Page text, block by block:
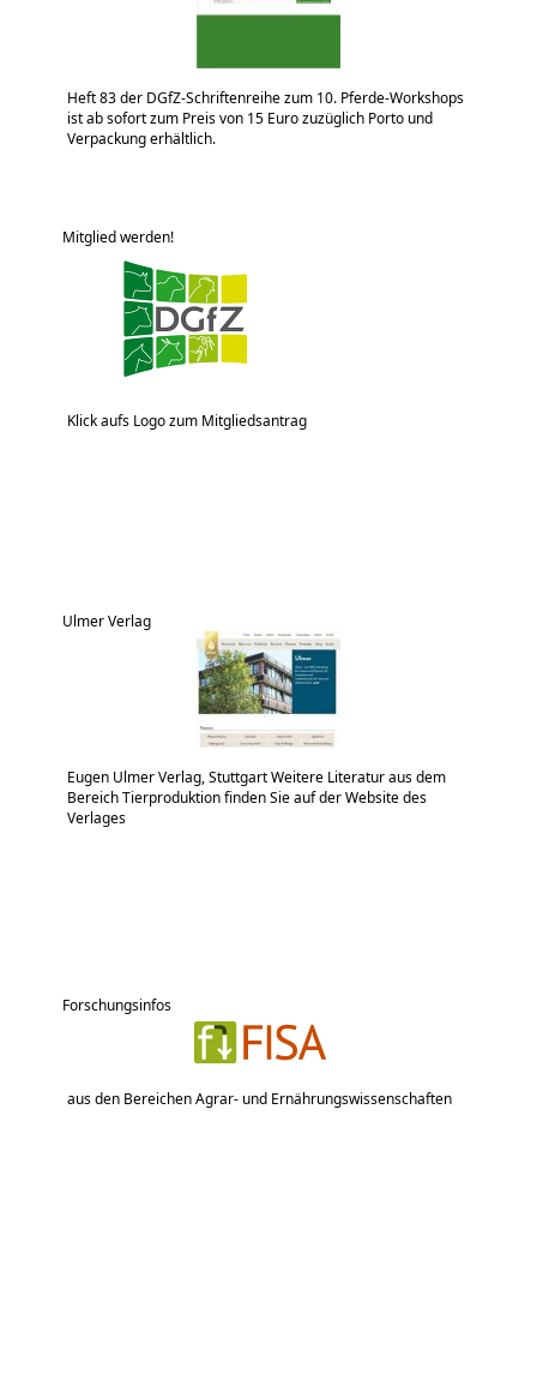
Heft 83 der DGfZ-Schriftenreihe zum 10. Pferde-Workshops
ist ab sofort zum Preis von 15 Euro zuzüglich Porto und
Verpackung erhältlich.
Mitglied werden!
Klick aufs Logo zum Mitgliedsantrag
Ulmer Verlag
Eugen Ulmer Verlag, Stuttgart Weitere Literatur aus dem
Bereich Tierproduktion finden Sie auf der Website des
Verlages
Forschungsinfos
aus den Bereichen Agrar- und Ernährungswissenschaften